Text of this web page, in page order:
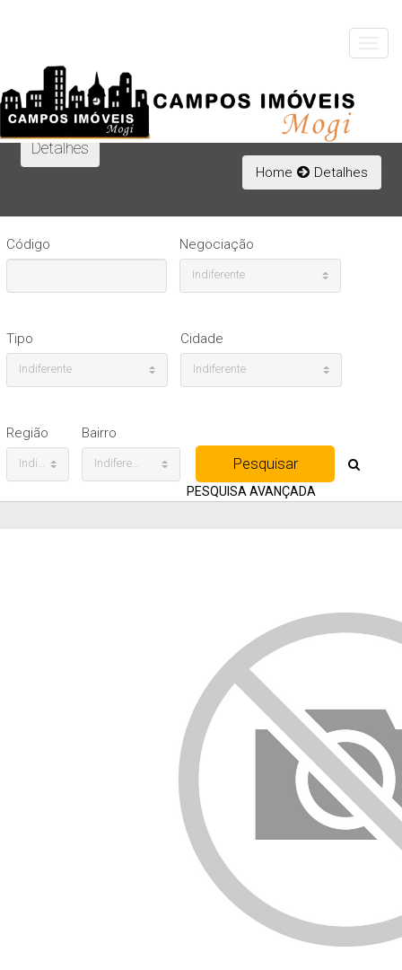
Detalhes
Home Detalhes
Código Negociação
Indiferente
Tipo
Indiferente
Cidade
Indiferente
Região
Indiferente
Bairro
Indiferente
PESQUISA AVANÇADA